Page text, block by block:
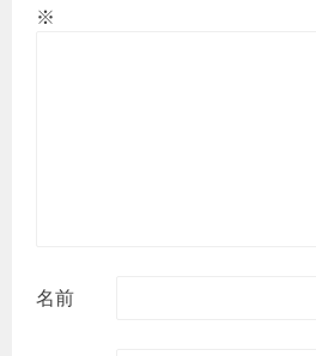
※
名前